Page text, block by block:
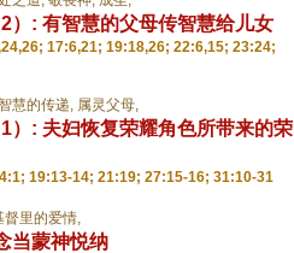
）: 有智慧的父母传智慧给儿女
17:6,21; 19:18,26; 22:6,15; 23:24;
慧的传递, 属灵父母,
）: 夫妇恢复荣耀角色所带来的荣
19:13-14; 21:19; 27:15-16; 31:10-31
督里的爱情,
当蒙神悦纳